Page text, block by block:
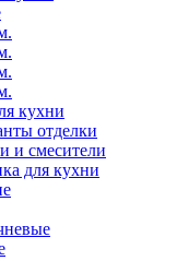
кухни
отделки
и смесители
для кухни